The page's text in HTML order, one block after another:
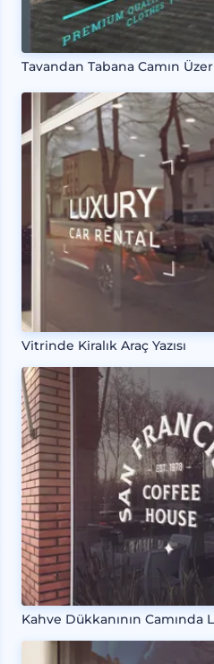
Tavandan Tabana Camın
Vitrinde Kiralık Araç Yazısı
Kahve Dükkanının Camında